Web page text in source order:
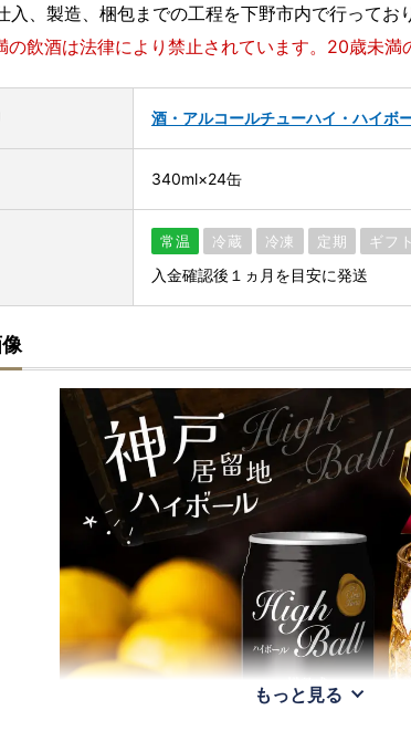
入、製造、梱包までの工程を下野市内で行ってお
飲酒は法律により禁止されています。20歳未満
酒・アルコールチューハイ・ハイボ
340ml×24缶
常温 冷蔵 冷凍 定期 ギフト
入金確認後１ヵ月を目安に発送
もっと見る